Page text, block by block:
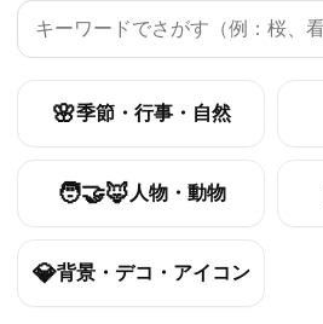
🌸季節・行事・自然
🧑‍🤝‍🦊 人物・動物
💎背景・デコ・アイコン